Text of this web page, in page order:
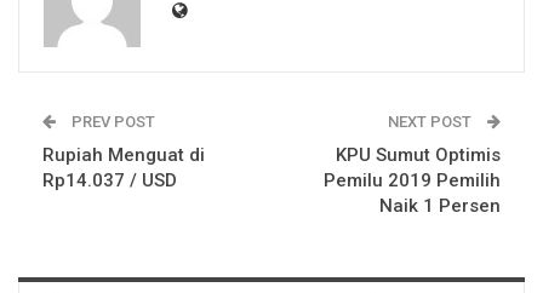
PREV POST
Rupiah Menguat di
Rp14.037 / USD
NEXT POST
KPU Sumut Optimis
Pemilu 2019 Pemilih
Naik 1 Persen